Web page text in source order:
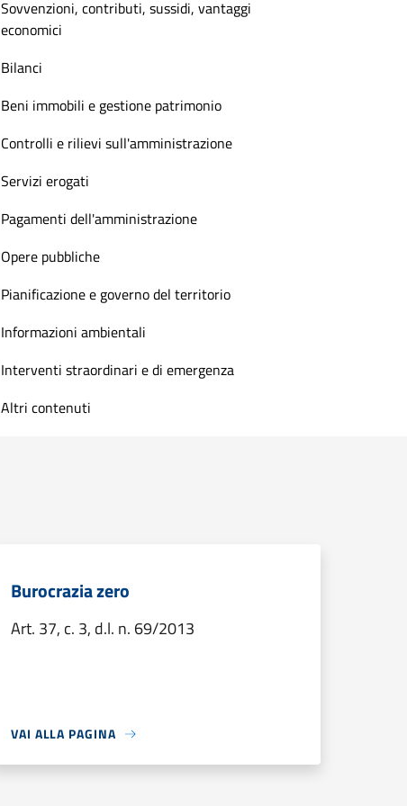
Sovvenzioni, contributi, sussidi, vantaggi
economici
Bilanci
Beni immobili e gestione patrimonio
Controlli e rilievi sull'amministrazione
Servizi erogati
Pagamenti dell'amministrazione
Opere pubbliche
Pianificazione e governo del territorio
Informazioni ambientali
Interventi straordinari e di emergenza
Altri contenuti
Burocrazia zero
Art. 37, c. 3, d.l. n. 69/2013
VAI ALLA PAGINA